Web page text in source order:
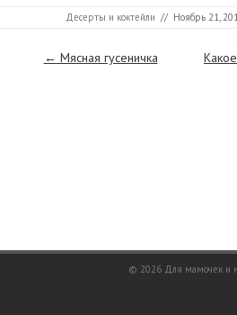
Десерты и коктейли // Ноябрь 21,
← Мясная гусеничка
© 2026 Для мамочек и